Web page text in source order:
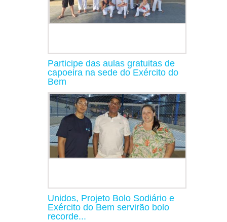
Participe das aulas gratuitas de
capoeira na sede do Exército do
Bem
Unidos, Projeto Bolo Sodiário e
Exército do Bem servirão bolo
recorde...